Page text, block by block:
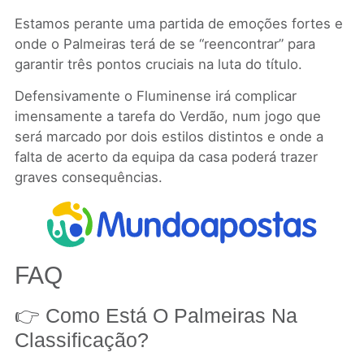
Estamos perante uma partida de emoções fortes e
onde o Palmeiras terá de se “reencontrar” para
garantir três pontos cruciais na luta do título.
Defensivamente o Fluminense irá complicar
imensamente a tarefa do Verdão, num jogo que
será marcado por dois estilos distintos e onde a
falta de acerto da equipa da casa poderá trazer
graves consequências.
FAQ
👉 Como Está O Palmeiras Na
Classificação?